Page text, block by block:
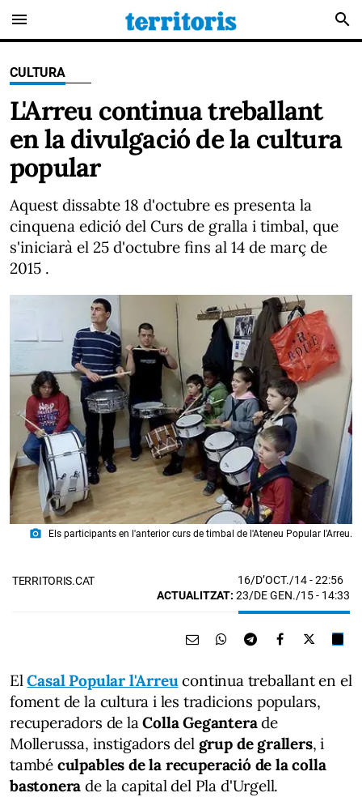
menu search
CULTURA
L'Arreu continua treballant
en la divulgació de la cultura
popular
Aquest dissabte 18 d'octubre es presenta la
cinquena edició del Curs de gralla i timbal, que
s'iniciarà el 25 d'octubre fins al 14 de març de
2015 .
photo_camera Els participants en l'anterior curs de timbal de l'Ateneu Popular l'Arreu.
TERRITORIS.CAT 16/D’OCT./14- 22:56
ACTUALITZAT: 23/DE GEN./15 - 14:33
ElCasal Popular l'Arreucontinua treballant en el
foment de la cultura i les tradicions populars,
recuperadors de laColla Geganterade
Mollerussa, instigadors del grup de grallers, i
també culpables de la recuperació de la colla
bastonera de la capital del Pla d'Urgell.